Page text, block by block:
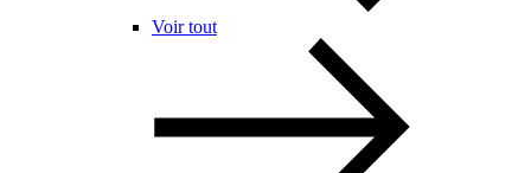
Voir tout